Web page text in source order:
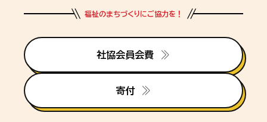
福祉のまちづくりにご協力を！
社協会員会費
寄付